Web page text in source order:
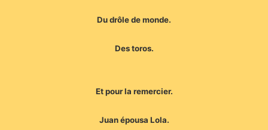
Du drôle de monde.
Des toros.
Et pour la remercier.
Juan épousa Lola.